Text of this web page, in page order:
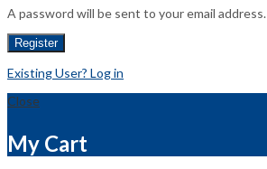
A password will be sent to your email address.
Register
Existing User? Log in
Close
My Cart